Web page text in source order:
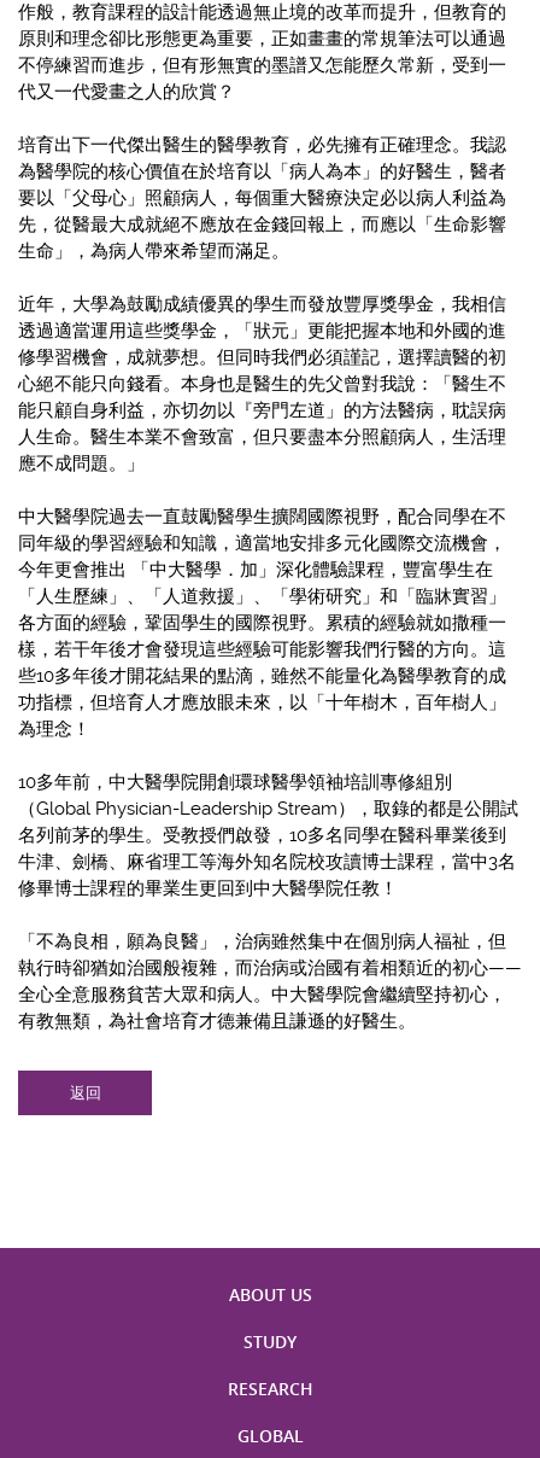
作般，教育課程的設計能透過無止境的改革而提升，但教育的
原則和理念卻比形態更為重要，正如畫畫的常規筆法可以通過
不停練習而進步，但有形無實的墨譜又怎能歷久常新，受到一
代又一代愛畫之人的欣賞？
培育出下一代傑出醫生的醫學教育，必先擁有正確理念。我認
為醫學院的核心價值在於培育以「病人為本」的好醫生，醫者
要以「父母心」照顧病人，每個重大醫療決定必以病人利益為
先，從醫最大成就絕不應放在金錢回報上，而應以「生命影響
生命」，為病人帶來希望而滿足。
近年，大學為鼓勵成績優異的學生而發放豐厚獎學金，我相信
透過適當運用這些獎學金，「狀元」更能把握本地和外國的進
修學習機會，成就夢想。但同時我們必須謹記，選擇讀醫的初
心絕不能只向錢看。本身也是醫生的先父曾對我說：「醫生不
能只顧自身利益，亦切勿以『旁門左道」的方法醫病，耽誤病
人生命。醫生本業不會致富，但只要盡本分照顧病人，生活理
應不成問題。」
中大醫學院過去一直鼓勵醫學生擴闊國際視野，配合同學在不
同年級的學習經驗和知識，適當地安排多元化國際交流機會，
今年更會推出 「中大醫學．加」深化體驗課程，豐富學生在
「人生歷練」、「人道救援」、「學術研究」和「臨牀實習」
各方面的經驗，鞏固學生的國際視野。累積的經驗就如撒種一
樣，若干年後才會發現這些經驗可能影響我們行醫的方向。這
些10多年後才開花結果的點滴，雖然不能量化為醫學教育的成
功指標，但培育人才應放眼未來，以「十年樹木，百年樹人」
為理念！
10多年前，中大醫學院開創環球醫學領袖培訓專修組別
（Global Physician-Leadership Stream），取錄的都是公開試
名列前茅的學生。受教授們啟發，10多名同學在醫科畢業後到
牛津、劍橋、麻省理工等海外知名院校攻讀博士課程，當中3名
修畢博士課程的畢業生更回到中大醫學院任教！
「不為良相，願為良醫」，治病雖然集中在個別病人福祉，但
執行時卻猶如治國般複雜，而治病或治國有着相類近的初心——
全心全意服務貧苦大眾和病人。中大醫學院會繼續堅持初心，
有教無類，為社會培育才德兼備且謙遜的好醫生。
返回
ABOUT US
STUDY
RESEARCH
GLOBAL